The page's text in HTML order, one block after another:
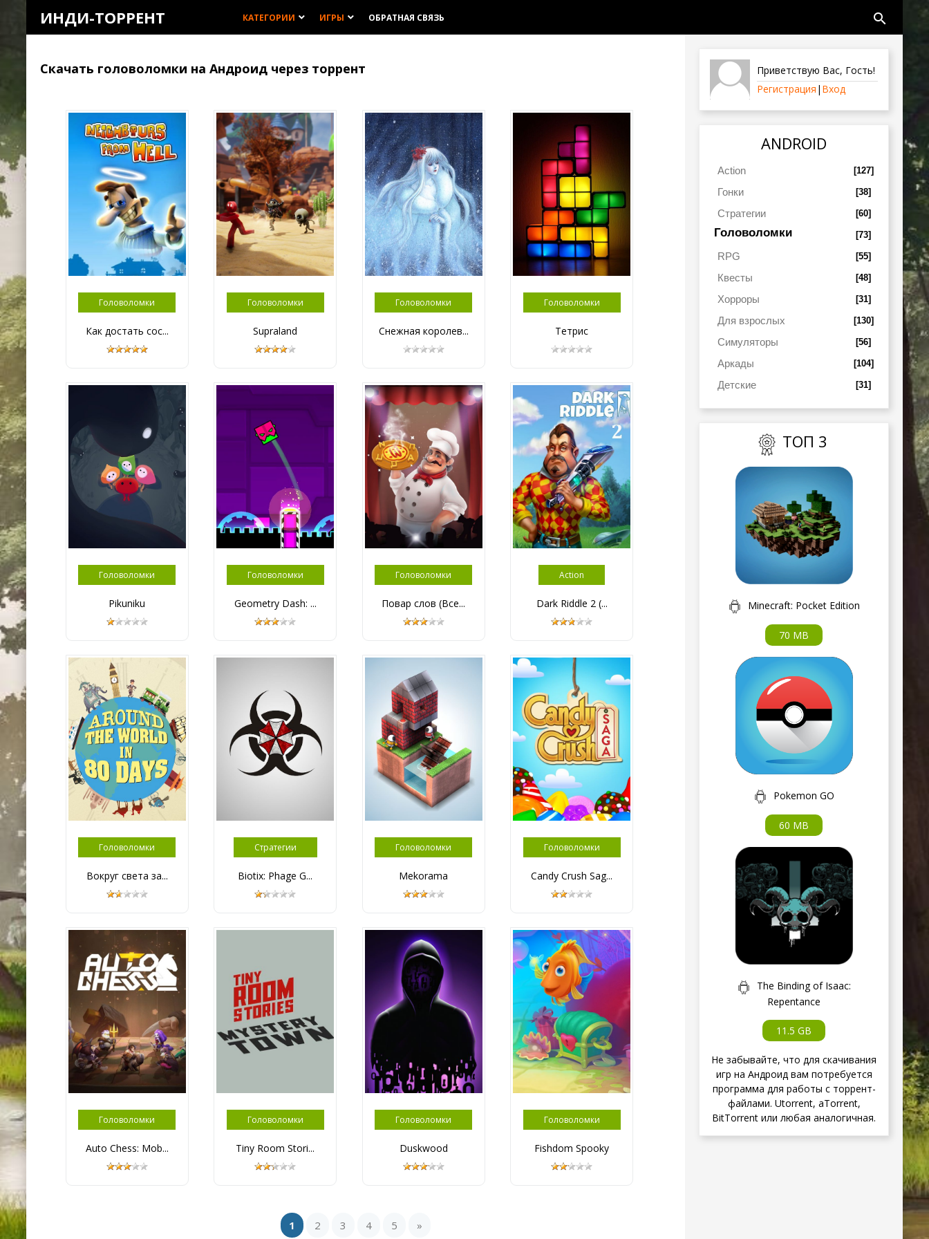
ИНДИ-ТОРРЕНТ КАТЕГОРИИ keyboard_arrow_down ИГРЫ keyboard_arrow_down ОБРАТНАЯ СВЯЗЬ search
Скачать головоломки на Андроид через торрент
Головоломки
Как достать сос...
Головоломки
Supraland
Головоломки
Снежная королев...
Головоломки
Тетрис
Головоломки
Pikuniku
Головоломки
Geometry Dash: ...
Головоломки
Повар слов (Все...
Action
Dark Riddle 2 (...
Головоломки
Вокруг света за...
Стратегии
Biotix: Phage G...
Головоломки
Mekorama
Головоломки
Candy Crush Sag...
Головоломки
Auto Chess: Mob...
Головоломки
Tiny Room Stori...
Головоломки
Duskwood
Головоломки
Fishdom Spooky
1 2 3 4 5 »
Приветствую Вас, Гость!
Регистрация | Вход
ANDROID
Action [127]
Гонки [38]
Стратегии [60]
Головоломки [73]
RPG [55]
Квесты [48]
Хорроры [31]
Для взрослых [130]
Симуляторы [56]
Аркады [104]
Детские [31]
ТОП 3
Minecraft: Pocket Edition
70 MB
Pokemon GO
60 MB
The Binding of Isaac:
Repentance
11.5 GB
Не забывайте, что для скачивания
игр на Андроид вам потребуется
программа для работы с торрент-
файлами. Utorrent, aTorrent,
BitTorrent или любая аналогичная.